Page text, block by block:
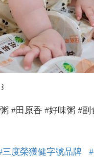
#田原香 #好味粥 #副
三度榮獲健字號品牌